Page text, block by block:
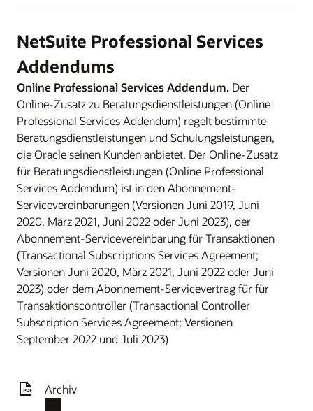
NetSuite Professional Services
Addendums
Online Professional Services Addendum. Der
Online-Zusatz zu Beratungsdienstleistungen (Online
Professional Services Addendum) regelt bestimmte
Beratungsdienstleistungen und Schulungsleistungen,
die Oracle seinen Kunden anbietet. Der Online-Zusatz
für Beratungsdienstleistungen (Online Professional
Services Addendum) ist in den Abonnement-
Servicevereinbarungen (Versionen Juni 2019, Juni
2020, März 2021, Juni 2022 oder Juni 2023), der
Abonnement-Servicevereinbarung für Transaktionen
(Transactional Subscriptions Services Agreement;
Versionen Juni 2020, März 2021, Juni 2022 oder Juni
2023) oder dem Abonnement-Servicevertrag für für
Transaktionscontroller (Transactional Controller
Subscription Services Agreement; Versionen
September 2022 und Juli 2023)
Archiv